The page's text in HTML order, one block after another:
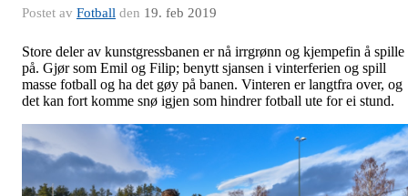
Postet av Fotball den 19. feb 2019
Store deler av kunstgressbanen er nå irrgrønn og kjempefin å spille
på. Gjør som Emil og Filip; benytt sjansen i vinterferien og spill
masse fotball og ha det gøy på banen. Vinteren er langtfra over, og
det kan fort komme snø igjen som hindrer fotball ute for ei stund.